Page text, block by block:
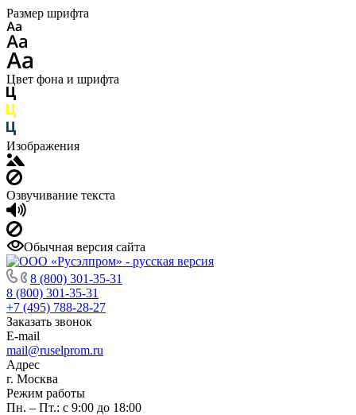
Размер шрифта
Цвет фона и шрифта
Изображения
Озвучивание текста
Обычная версия сайта
8 (800) 301-35-31
8 (800) 301-35-31
+7 (495) 788-28-27
Заказать звонок
E-mail
mail@ruselprom.ru
Адрес
г. Москва
Режим работы
Пн. – Пт.: с 9:00 до 18:00